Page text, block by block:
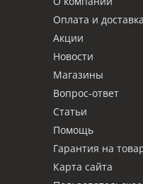
Оплата и доставка
Акции
Новости
Магазины
Вопрос-ответ
Статьи
Помощь
Гарантия на
Карта сайта